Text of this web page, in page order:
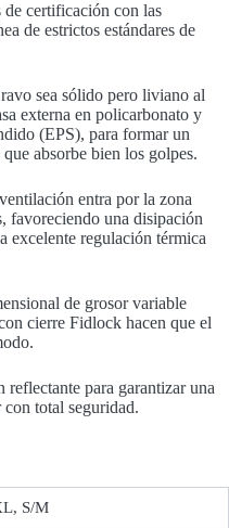
de certificación con las
de estrictos estándares de
sea sólido pero liviano al
externa en policarbonato y
(EPS), para formar un
absorbe bien los golpes.
entra por la zona
favoreciendo una disipación
excelente regulación térmica
de grosor variable
cierre Fidlock hacen que el
para garantizar una
total seguridad.
S/M